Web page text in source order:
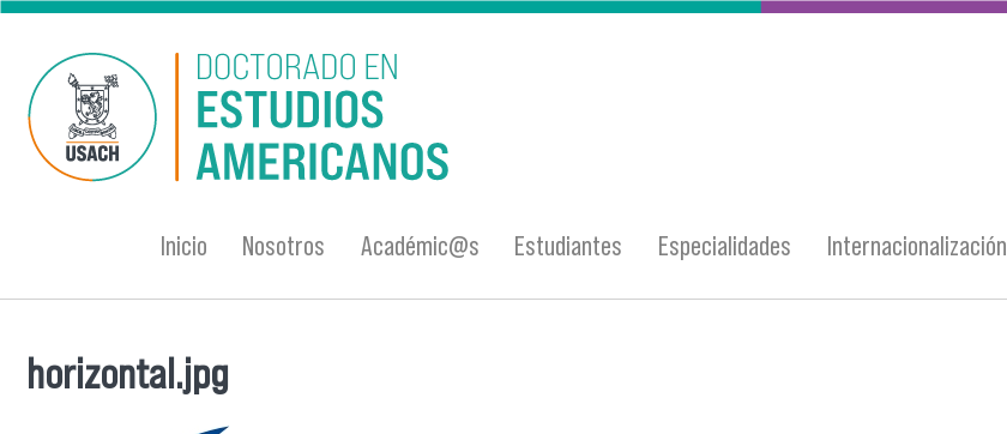
Pasar al contenido principal
Inicio Nosotros Académic@s Estudiantes Especialidades Internacionalización
Se encuentra usted aquí
horizontal.jpg